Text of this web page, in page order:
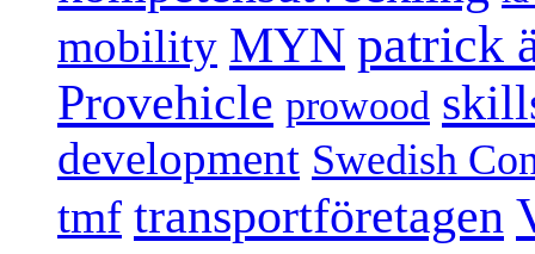
mobility MYN patrick
Provehicle prowood
development Swedish
tmf transportföretagen